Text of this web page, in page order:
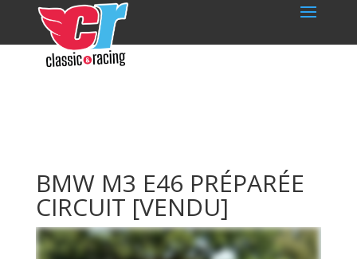
BMW M3 E46 PRÉPARÉE
CIRCUIT [VENDU]